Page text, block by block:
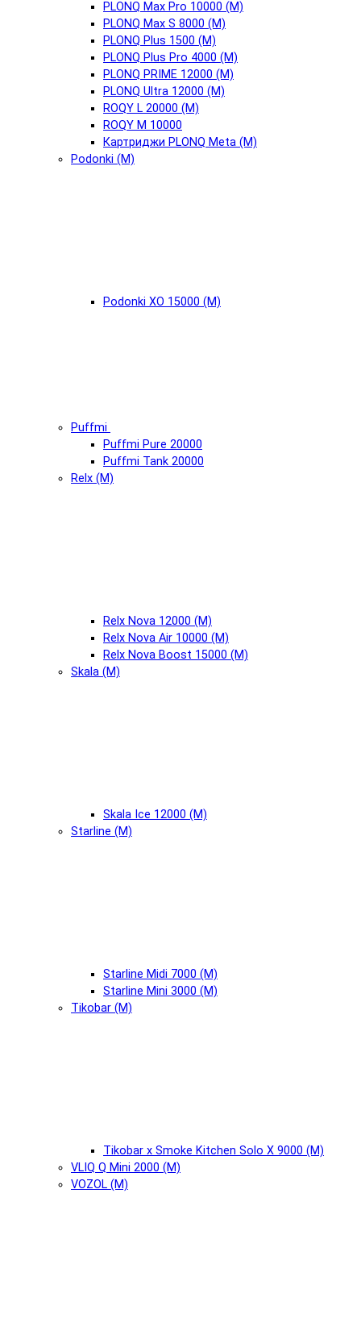
PLONQ Max Pro 10000 (М)
PLONQ Max S 8000 (М)
PLONQ Plus 1500 (М)
PLONQ Plus Pro 4000 (М)
PLONQ PRIME 12000 (М)
PLONQ Ultra 12000 (М)
ROQY L 20000 (М)
ROQY M 10000
Картриджи PLONQ Meta (М)
Podonki (М)
Podonki XO 15000 (М)
Puffmi
Puffmi Pure 20000
Puffmi Tank 20000
Relx (М)
Relx Nova 12000 (М)
Relx Nova Air 10000 (М)
Relx Nova Boost 15000 (М)
Skala (М)
Skala Ice 12000 (М)
Starline (М)
Starline Midi 7000 (М)
Starline Mini 3000 (М)
Tikobar (М)
Tikobar x Smoke Kitchen Solo X 9000 (М)
VLIQ Q Mini 2000 (М)
VOZOL (М)